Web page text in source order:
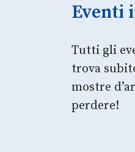
Eventi
Tutti gli
trova
mostre
perdere!